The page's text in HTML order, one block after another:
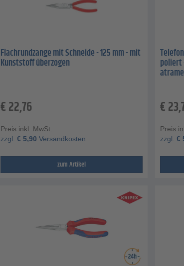
Flachrundzange mit Schneide - 125 mm - mit
Kunststoff überzogen
€22,76
Preis inkl. MwSt.
zzgl. € 5,90 Versandkosten
zum Artikel
poliert
€
Preis
zzgl. €